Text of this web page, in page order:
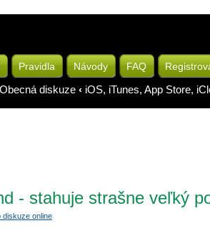
Pravidla Návody FAQ
Obecná diskuze ‹ iOS, iTunes, App Store,
- stahuje strašne veľký
diskuze online